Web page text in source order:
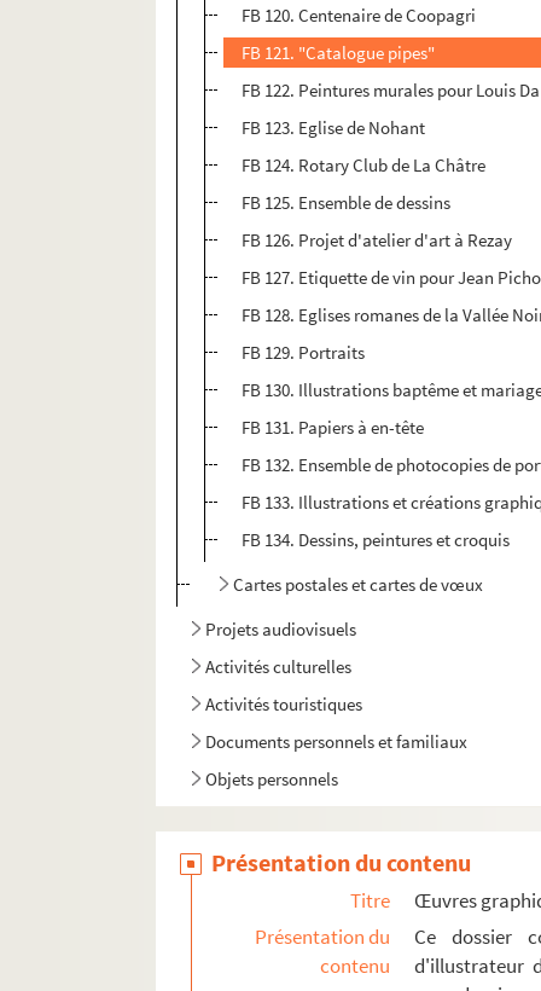
FB 120. Centenaire de Coopagri
FB 121. "Catalogue pipes"
FB 122. Peintures murales pour Louis
FB 123. Eglise de Nohant
FB 124. Rotary Club de La Châtre
FB 125. Ensemble de dessins
FB 126. Projet d'atelier d'art à Rezay
FB 127. Etiquette de vin pour Jean
FB 128. Eglises romanes de la Vallée
FB 129. Portraits
FB 130. Illustrations baptême et
FB 131. Papiers à en-tête
FB 132. Ensemble de photocopies de
FB 133. Illustrations et créations
FB 134. Dessins, peintures et croquis
Cartes postales et cartes de vœux
Projets audiovisuels
Activités culturelles
Activités touristiques
Documents personnels et familiaux
Objets personnels
Présentation du contenu
Titre
Œuvres
Présentation du
contenu
Ce dossier
d'illustrateur